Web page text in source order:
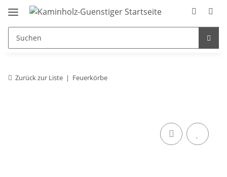
Zurück zur Liste Feuerkörbe